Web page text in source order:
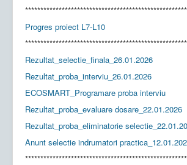
Progres proiect L7-L10
Rezultat_selectie_finala_26.01.2026
Rezultat_proba_interviu_26.01.2026
ECOSMART_Programare proba interviu
Rezultat_proba_evaluare dosare_22.01.2026
Rezultat_proba_eliminatorie
Anunt selectie indrumatori